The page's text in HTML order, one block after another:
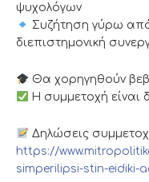
ψυχολόγων
Συζήτηση γύρω
διεπιστημονική
Θα χορηγηθούν
Η συμμετοχή είναι
Δηλώσεις
https://
simperilipsi-stin-eidiki-